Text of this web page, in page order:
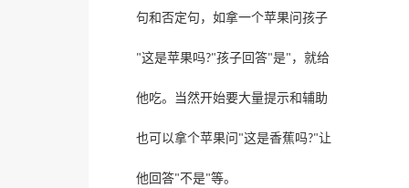
句和否定句，如拿一个苹果问孩子
"这是苹果吗?"孩子回答"是" ，就给
他吃。当然开始要大量提示和辅助
也可以拿个苹果问 "这是香蕉吗?"让
他回答"不是"等。